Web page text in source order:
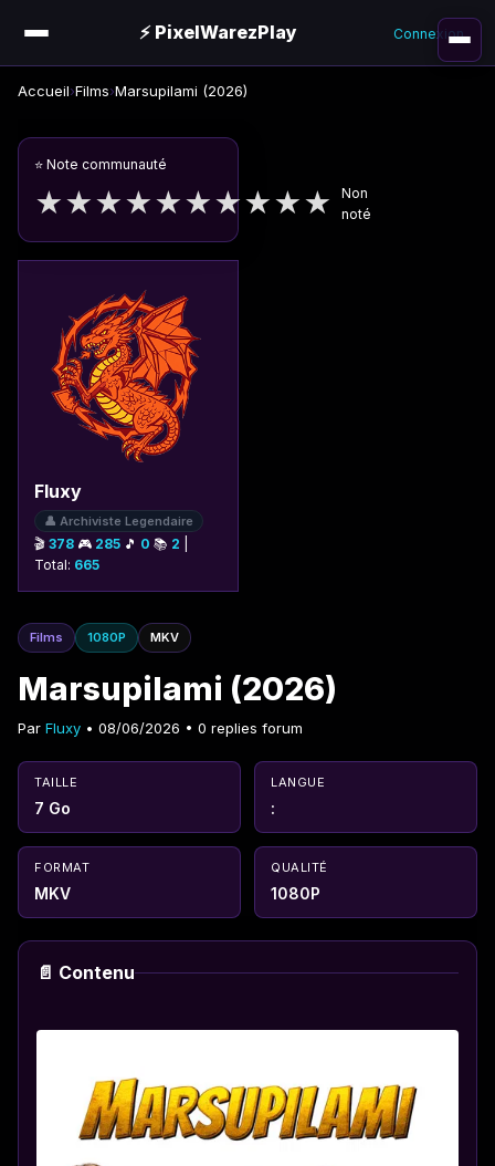
⚡ PixelWarezPlay Connexion
Accueil›Films›Marsupilami (2026)
⭐ Note communauté
★★★★★★★★★★
Non
noté
Fluxy
👤 Archiviste Legendaire
🎬 378 🎮 285 🎵 0 📚 2
Total: 665
Films 1080P MKV
Marsupilami (2026)
Par Fluxy • 08/06/2026 • 0 replies forum
TAILLE
7 Go
LANGUE
:
FORMAT
MKV
QUALITÉ
1080P
📄 Contenu